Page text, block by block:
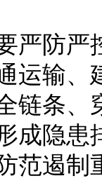
防严
运输
链条
成隐
范遏制